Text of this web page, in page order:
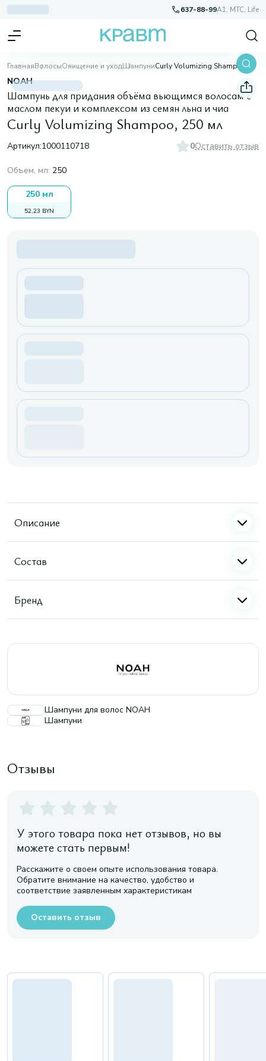
637-88-99A1, МТС, Life
ГлавнаяВолосыОчищение и уходШампуни Curly Volumizing Shampoo, 250 мл
NOAH
Шампунь для придания объёма вьющимся волосам с
маслом пекуи и комплексом из семян льна и чиа
Curly Volumizing Shampoo, 250 мл
Артикул:1000110718 0Оставить отзыв
Объем, мл: 250
250 мл
52,23 BYN
Описание
Состав
Бренд
Шампуни для волос NOAH
Шампуни
Отзывы
У этого товара пока нет отзывов, но вы
можете стать первым!
Расскажите о своем опыте использования товара.
Обратите внимание на качество, удобство и
соответствие заявленным характеристикам
Оставить отзыв